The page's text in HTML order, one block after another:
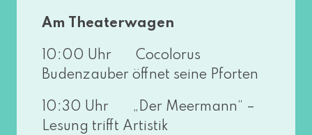
Am Theaterwagen
10:00 Uhr Cocolorus
Budenzauber öff­net sei­ne Pforten
10:30 Uhr „Der Meermann“ –
Lesung trifft Artistik